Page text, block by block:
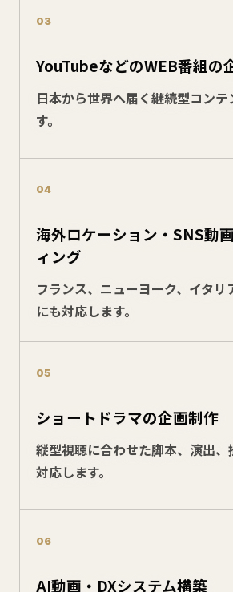
03
YouTubeなどのWEB番組の
日本から世界へ届く継続型コン
す。
04
海外ロケーション・SNS動
ィング
フランス、ニューヨーク、イタリ
にも対応します。
05
ショートドラマの企画制作
縦型視聴に合わせた脚本、演出、
対応します。
06
AI動画・DXシステム構築